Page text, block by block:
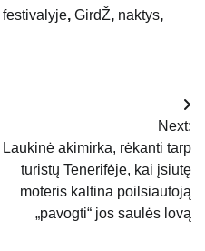
festivalyje, GirdŽ, naktys,
Next:
Laukinė akimirka, rėkanti tarp
turistų Tenerifėje, kai įsiutę
moteris kaltina poilsiautoją
„pavogti“ jos saulės lovą